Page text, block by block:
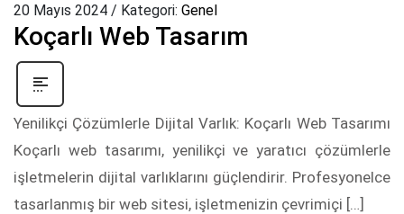
20 Mayıs 2024 / Kategori: Genel
Koçarlı Web Tasarım
Yenilikçi Çözümlerle Dijital Varlık: Koçarlı Web Tasarımı
Koçarlı web tasarımı, yenilikçi ve yaratıcı çözümlerle
işletmelerin dijital varlıklarını güçlendirir. Profesyonelce
tasarlanmış bir web sitesi, işletmenizin çevrimiçi […]